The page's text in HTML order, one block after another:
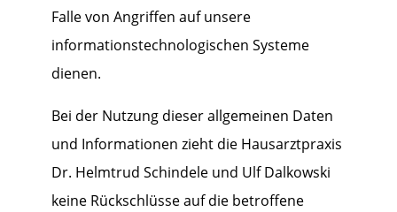
Falle von Angriffen auf unsere
informationstechnologischen Systeme
dienen.
Bei der Nutzung dieser allgemeinen Daten
und Informationen zieht die Hausarztpraxis
Dr. Helmtrud Schindele und Ulf Dalkowski
keine Rückschlüsse auf die betroffene